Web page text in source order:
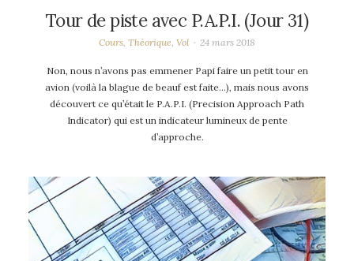
Tour de piste avec P.A.P.I. (Jour 31)
Cours,Théorique,Vol 24 mars 2018
Non, nous n’avons pas emmener Papi faire un petit tour en
avion (voilà la blague de beauf est faite…), mais nous avons
découvert ce qu’était le P.A.P.I. (Precision Approach Path
Indicator) qui est un indicateur lumineux de pente
d’approche.